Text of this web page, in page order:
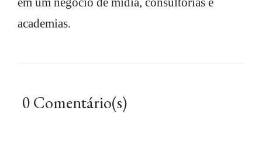
academias.
0 Comentário(s)